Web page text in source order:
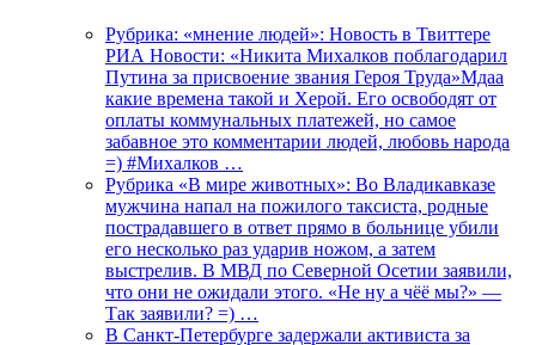
Рубрика: «мнение людей»: Новость в Твиттере
РИА Новости: «Никита Михалков поблагодарил
Путина за присвоение звания Героя Труда»Мдаа
какие времена такой и Херой. Его освободят от
оплаты коммунальных платежей, но самое
забавное это комментарии людей, любовь народа
=) #Михалков …
Рубрика «В мире животных»: Во Владикавказе
мужчина напал на пожилого таксиста, родные
пострадавшего в ответ прямо в больнице убили
его несколько раз ударив ножом, а затем
выстрелив. В МВД по Северной Осетии заявили,
что они не ожидали этого. «Не ну а чёё мы?» —
Так заявили? =) …
В Санкт-Петербурге задержали активиста за